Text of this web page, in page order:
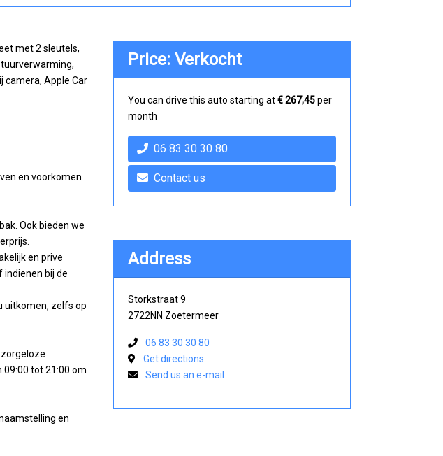
met 2 sleutels,
camera, Apple Car
en voorkomen
Ook bieden we
en prive
indienen bij de
uitkomen, zelfs op
09:00 tot 21:00 om
en
Price: Verkocht
You can drive this auto starting at€ 267,45per
month
06 83 30 30 80
Contact us
Address
Storkstraat 9
2722NN Zoetermeer
06 83 30 30 80
Get directions
Send us an e-mail